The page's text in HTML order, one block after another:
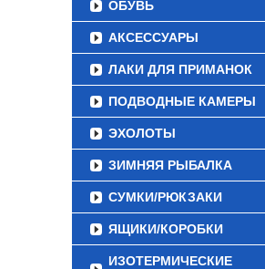
ОБУВЬ
АКСЕССУАРЫ
ЛАКИ ДЛЯ ПРИМАНОК
ПОДВОДНЫЕ КАМЕРЫ
ЭХОЛОТЫ
ЗИМНЯЯ РЫБАЛКА
СУМКИ/РЮКЗАКИ
ЯЩИКИ/КОРОБКИ
ИЗОТЕРМИЧЕСКИЕ